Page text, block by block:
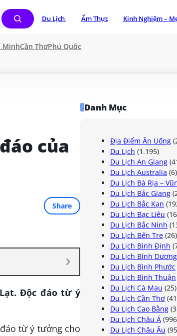
Du Lịch Ẩm Thực Kinh Nghiệm –
MinhCần ThơPhú Quốc
của
Share
Độc đáo từ ý
từ ý tưởng cho
Danh Mục
Địa Điểm Ăn Uống
Du Lịch (1.195)
Du Lịch An Giang
Du Lịch Australia (6)
Du Lịch Bà Rịa –
Du Lịch Bắc Giang
Du Lịch Bắc Kạn
Du Lịch Bạc Liêu
Du Lịch Bắc Ninh
Du Lịch Bến Tre (26)
Du Lịch Bình Định
Du Lịch Bình Dương
Du Lịch Bình Phước
Du Lịch Bình Thuận
Du Lịch Cà Mau (25)
Du Lịch Cần Thơ
Du Lịch Cao Bằng
Du Lịch Châu Á
Du Lịch Châu Âu